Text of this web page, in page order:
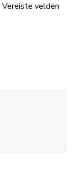
Vereiste velden